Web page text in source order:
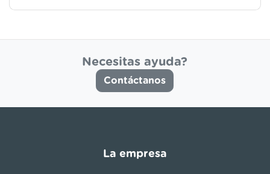
Necesitas ayuda?
Contáctanos
La empresa